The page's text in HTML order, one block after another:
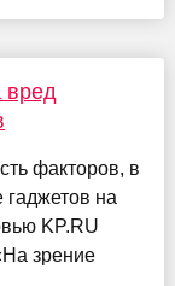
вред
факторов, в
гаджетов на
KP.RU
зрение